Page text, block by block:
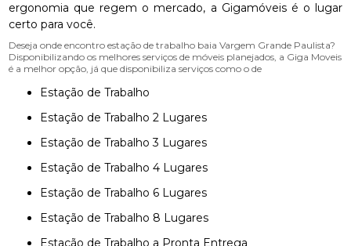
ergonomia que regem o mercado, a Gigamóveis é o lugar
certo para você.
Deseja onde encontro estação de trabalho baia Vargem Grande Paulista?
Disponibilizando os melhores serviços de móveis planejados, a Giga Moveis
é a melhor opção, já que disponibiliza serviços como o de
Estação de Trabalho
Estação de Trabalho 2 Lugares
Estação de Trabalho 3 Lugares
Estação de Trabalho 4 Lugares
Estação de Trabalho 6 Lugares
Estação de Trabalho 8 Lugares
Estação de Trabalho a Pronta Entrega